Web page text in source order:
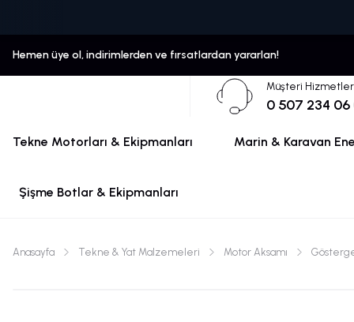
Hemen üye ol, indirimlerden ve fırsatlardan yararlan!
Müşteri
0 507 234 06
Tekne Motorları & Ekipmanları Marin & Karavan
Şişme Botlar & Ekipmanları
Anasayfa Tekne & Yat Malzemeleri Motor Aksamı